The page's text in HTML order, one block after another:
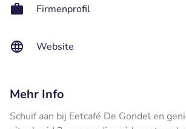
Firmenprofil
Website
Mehr Info
Schuif aan bij Eetcafé De Gondel en